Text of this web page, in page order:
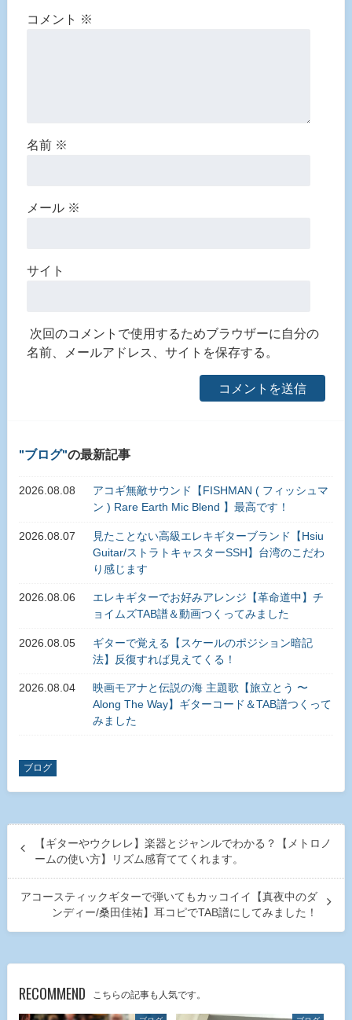
コメント ※
名前 ※
メール ※
サイト
次回のコメントで使用するためブラウザーに自分の
名前、メールアドレス、サイトを保存する。
ブログ の最新記事
2026.08.08
アコギ無敵サウンド【FISHMAN ( フィッシュマ
ン ) Rare Earth Mic Blend 】最高です！
2026.08.07
見たことない高級エレキギターブランド【Hsiu
Guitar/ストラトキャスターSSH】台湾のこだわ
り感じます
2026.08.06
エレキギターでお好みアレンジ【革命道中】チ
ョイムズTAB譜＆動画つくってみました
2026.08.05
ギターで覚える【スケールのポジション暗記
法】反復すれば見えてくる！
2026.08.04
映画モアナと伝説の海 主題歌【旅立とう 〜
Along The Way】ギターコード＆TAB譜つくって
みました
ブログ
【ギターやウクレレ】楽器とジャンルでわかる？【メトロノ
ームの使い方】リズム感育ててくれます。
アコースティックギターで弾いてもカッコイイ【真夜中のダ
ンディー/桑田佳祐】耳コピでTAB譜にしてみました！
RECOMMEND こちらの記事も人気です。